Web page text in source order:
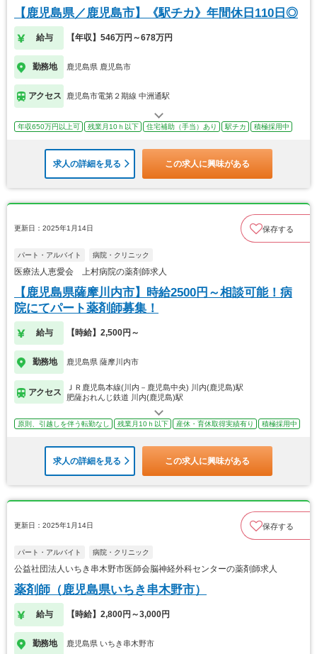
【鹿児島県／鹿児島市】《駅チカ》年間休日110日◎
給与 【年収】546万円～678万円
勤務地 鹿児島県 鹿児島市
アクセス 鹿児島市電第２期線 中洲通駅
年収650万円以上可 残業月10ｈ以下 住宅補助（手当）あり 駅チカ 積極採用中
求人の詳細を見る この求人に興味がある
更新日：2025年1月14日 保存する
パート・アルバイト 病院・クリニック
医療法人恵愛会 上村病院の薬剤師求人
【鹿児島県薩摩川内市】時給2500円～相談可能！病
院にてパート薬剤師募集！
給与 【時給】2,500円～
勤務地 鹿児島県 薩摩川内市
アクセス
ＪＲ鹿児島本線(川内－鹿児島中央) 川内(鹿児島)駅
肥薩おれんじ鉄道 川内(鹿児島)駅
原則、引越しを伴う転勤なし 残業月10ｈ以下 産休・育休取得実績有り 積極採用中
求人の詳細を見る この求人に興味がある
更新日：2025年1月14日 保存する
パート・アルバイト 病院・クリニック
公益社団法人いちき串木野市医師会脳神経外科センターの薬剤師求人
薬剤師（鹿児島県いちき串木野市）
給与 【時給】2,800円～3,000円
勤務地 鹿児島県 いちき串木野市